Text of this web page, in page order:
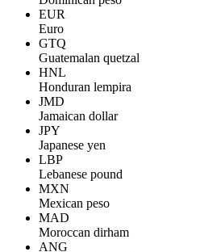
EUR
Euro
GTQ
Guatemalan quetzal
HNL
Honduran lempira
JMD
Jamaican dollar
JPY
Japanese yen
LBP
Lebanese pound
MXN
Mexican peso
MAD
Moroccan dirham
ANG